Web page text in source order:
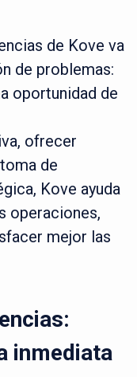
de Kove va
de problemas:
oportunidad de
ofrecer
de
Kove ayuda
operaciones,
mejor las
inmediata